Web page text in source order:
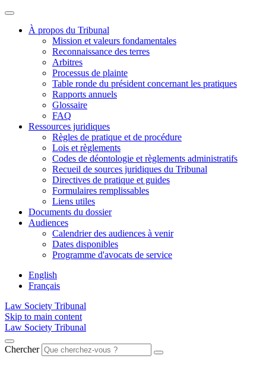
À propos du Tribunal
Mission et valeurs fondamentales
Reconnaissance des terres
Arbitres
Processus de plainte
Table ronde du président concernant les pratiques
Rapports annuels
Glossaire
FAQ
Ressources juridiques
Règles de pratique et de procédure
Lois et règlements
Codes de déontologie et règlements administratifs
Recueil de sources juridiques du Tribunal
Directives de pratique et guides
Formulaires remplissables
Liens utiles
Documents du dossier
Audiences
Calendrier des audiences à venir
Dates disponibles
Programme d'avocats de service
English
Français
Law Society Tribunal
Skip to main content
Law Society Tribunal
Chercher